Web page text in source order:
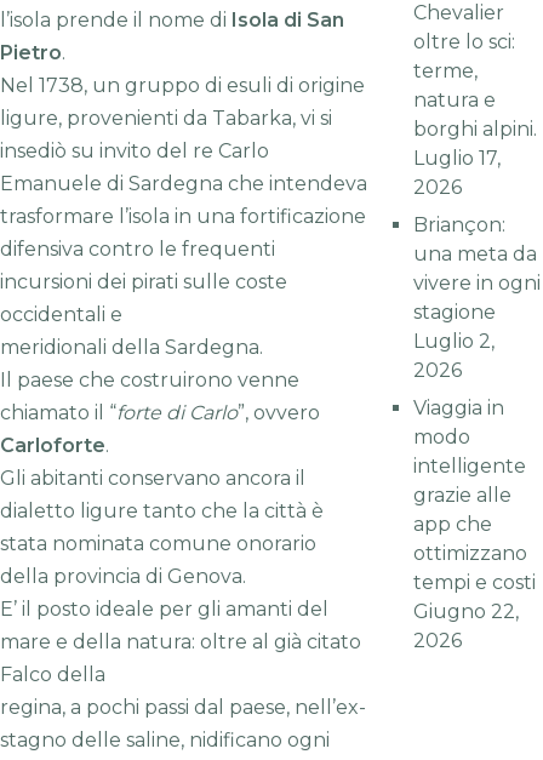
l’isola prende il nome di Isola di San
Pietro.
Nel 1738, un gruppo di esuli di origine
ligure, provenienti da Tabarka, vi si
insediò su invito del re Carlo
Emanuele di Sardegna che intendeva
trasformare l’isola in una fortificazione
difensiva contro le frequenti
incursioni dei pirati sulle coste
occidentali e
meridionali della Sardegna.
Il paese che costruirono venne
chiamato il “forte di Carlo”, ovvero
Carloforte.
Gli abitanti conservano ancora il
dialetto ligure tanto che la città è
stata nominata comune onorario
della provincia di Genova.
E’ il posto ideale per gli amanti del
mare e della natura: oltre al già citato
Falco della
regina, a pochi passi dal paese, nell’ex-
stagno delle saline, nidificano ogni
Chevalier
oltre lo sci:
terme,
natura e
borghi alpini.
Luglio 17,
2026
Briançon:
una meta da
vivere in ogni
stagione
Luglio 2,
2026
Viaggia in
modo
intelligente
grazie alle
app che
ottimizzano
tempi e costi
Giugno 22,
2026